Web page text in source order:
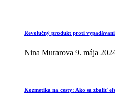
Revolučný produkt proti
Nina Murarova 9. mája
Kozmetika na cesty: Ako sa zbaliť